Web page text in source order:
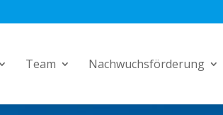
Team Nachwuchsförderung